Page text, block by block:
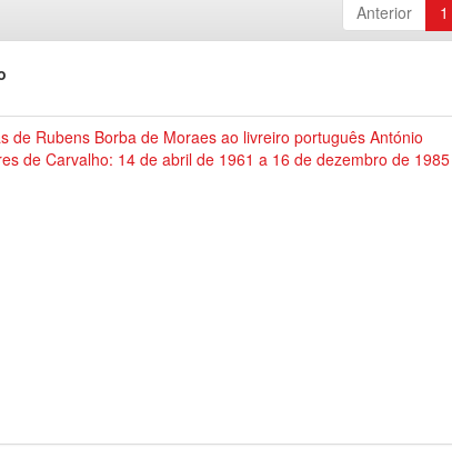
Anterior 1
de Rubens Borba de Moraes ao livreiro português António
de Carvalho: 14 de abril de 1961 a 16 de dezembro de 1985